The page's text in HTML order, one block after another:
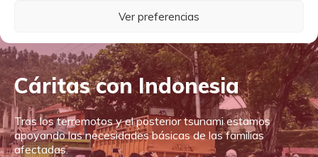
Ver preferencias
Cáritas con Indonesia
Tras los terremotos y el posterior tsunami estamos
apoyando las necesidades básicas de las familias
afectadas.